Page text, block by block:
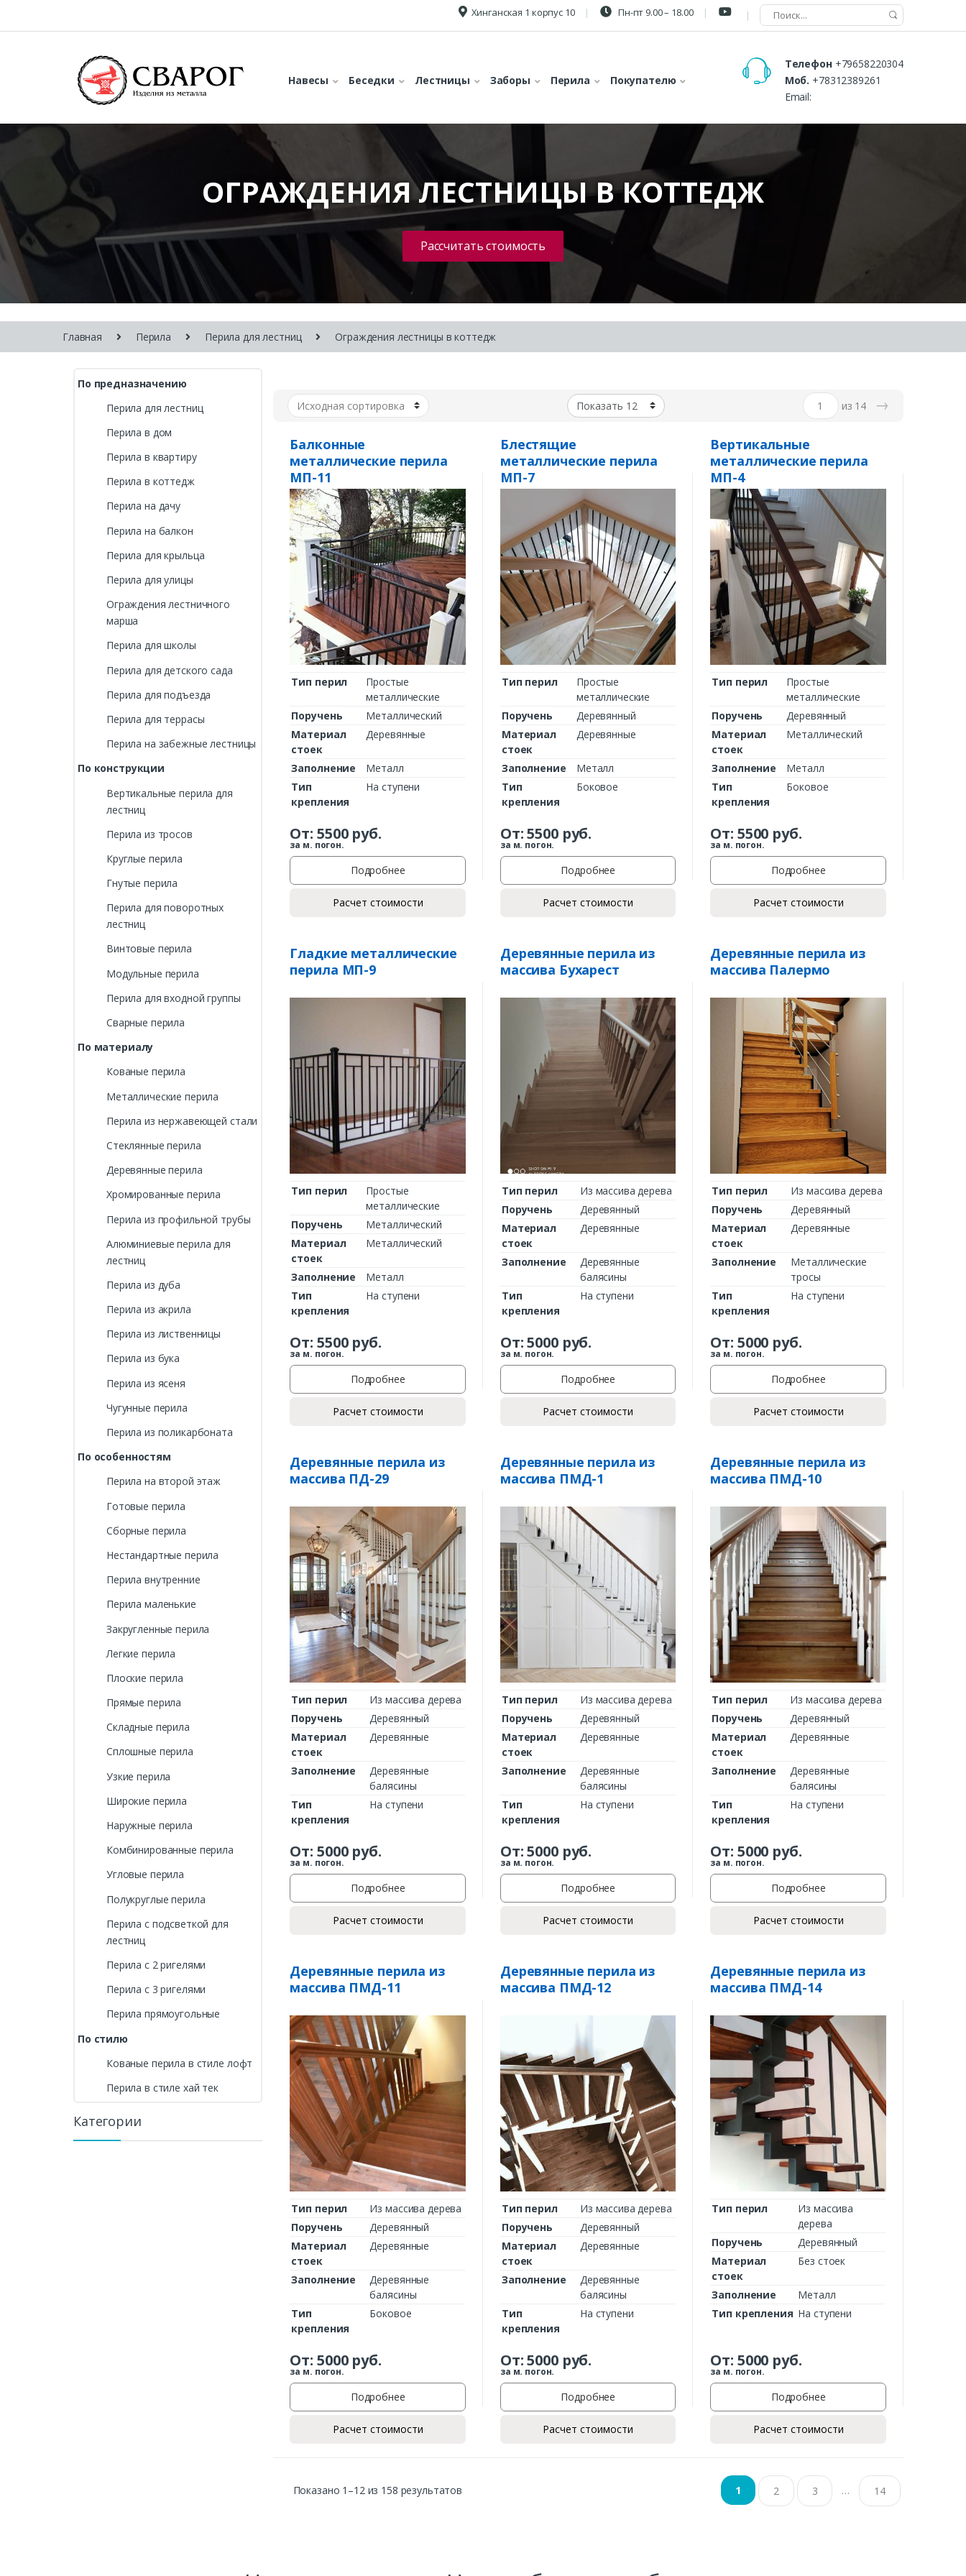
Заказать
Ваше имя*
Ваш телефон*
Комментарий к заказу
Хинганская 1 корпус 10 Пн-пт 9.00 – 18.00
Навесы Беседки Лестницы Заборы Перила Покупателю
Телефон +79658220304
Моб. +78312389261
Email:
ОГРАЖДЕНИЯ ЛЕСТНИЦЫ В КОТТЕДЖ
Рассчитать стоимость
Главная Перила Перила для лестниц Ограждения лестницы в коттедж
из 14 →
Балконные
металлические перила
МП-11
Тип перил
Простые
металлические
Поручень
Металлический
Материал
стоек
Деревянные
Заполнение
Металл
Тип
крепления
На ступени
От: 5500руб.
за м. погон.
Подробнее
Расчет стоимости
Блестящие
металлические перила
МП-7
Тип перил
Простые
металлические
Поручень
Деревянный
Материал
стоек
Деревянные
Заполнение
Металл
Тип
крепления
Боковое
От:5500руб.
за м. погон.
Подробнее
Расчет стоимости
Вертикальные
металлические перила
МП-4
Тип перил
Простые
металлические
Поручень
Деревянный
Материал
стоек
Металлический
Заполнение
Металл
Тип
крепления
Боковое
От: 5500 руб.
за м. погон.
Подробнее
Расчет стоимости
Гладкие металлические
перила МП-9
Тип перил
Простые
металлические
Поручень
Металлический
Материал
стоек
Металлический
Заполнение
Металл
Тип
крепления
На ступени
От: 5500руб.
за м. погон.
Подробнее
Расчет стоимости
Деревянные перила из
массива Бухарест
Тип перил
Из массива дерева
Поручень
Деревянный
Материал
стоек
Деревянные
Заполнение
Деревянные
балясины
Тип
крепления
На ступени
От:5000руб.
за м. погон.
Подробнее
Расчет стоимости
Деревянные перила из
массива Палермо
Тип перил
Из массива дерева
Поручень
Деревянный
Материал
стоек
Деревянные
Заполнение
Металлические
тросы
Тип
крепления
На ступени
От: 5000 руб.
за м. погон.
Подробнее
Расчет стоимости
Деревянные перила из
массива ПД-29
Тип перил
Из массива дерева
Поручень
Деревянный
Материал
стоек
Деревянные
Заполнение
Деревянные
балясины
Тип
крепления
На ступени
От: 5000руб.
за м. погон.
Подробнее
Расчет стоимости
Деревянные перила из
массива ПМД-1
Тип перил
Из массива дерева
Поручень
Деревянный
Материал
стоек
Деревянные
Заполнение
Деревянные
балясины
Тип
крепления
На ступени
От:5000руб.
за м. погон.
Подробнее
Расчет стоимости
Деревянные перила из
массива ПМД-10
Тип перил
Из массива дерева
Поручень
Деревянный
Материал
стоек
Деревянные
Заполнение
Деревянные
балясины
Тип
крепления
На ступени
От: 5000 руб.
за м. погон.
Подробнее
Расчет стоимости
Деревянные перила из
массива ПМД-11
Тип перил
Из массива дерева
Поручень
Деревянный
Материал
стоек
Деревянные
Заполнение
Деревянные
балясины
Тип
крепления
Боковое
От: 5000руб.
за м. погон.
Подробнее
Расчет стоимости
Деревянные перила из
массива ПМД-12
Тип перил
Из массива дерева
Поручень
Деревянный
Материал
стоек
Деревянные
Заполнение
Деревянные
балясины
Тип
крепления
На ступени
От:5000руб.
за м. погон.
Подробнее
Расчет стоимости
Деревянные перила из
массива ПМД-14
Тип перил
Из массива
дерева
Поручень
Деревянный
Материал
стоек
Без стоек
Заполнение
Металл
Тип крепления На ступени
От: 5000 руб.
за м. погон.
Подробнее
Расчет стоимости
Показано 1–12 из 158 результатов 1 2 3 … 14
По предназначению
Перила для лестниц
Перила в дом
Перила в квартиру
Перила в коттедж
Перила на дачу
Перила на балкон
Перила для крыльца
Перила для улицы
Ограждения лестничного
марша
Перила для школы
Перила для детского сада
Перила для подъезда
Перила для террасы
Перила на забежные лестницы
По конструкции
Вертикальные перила для
лестниц
Перила из тросов
Круглые перила
Гнутые перила
Перила для поворотных
лестниц
Винтовые перила
Модульные перила
Перила для входной группы
Сварные перила
По материалу
Кованые перила
Металлические перила
Перила из нержавеющей стали
Стеклянные перила
Деревянные перила
Хромированные перила
Перила из профильной трубы
Алюминиевые перила для
лестниц
Перила из дуба
Перила из акрила
Перила из лиственницы
Перила из бука
Перила из ясеня
Чугунные перила
Перила из поликарбоната
По особенностям
Перила на второй этаж
Готовые перила
Сборные перила
Нестандартные перила
Перила внутренние
Перила маленькие
Закругленные перила
Легкие перила
Плоские перила
Прямые перила
Складные перила
Сплошные перила
Узкие перила
Широкие перила
Наружные перила
Комбинированные перила
Угловые перила
Полукруглые перила
Перила с подсветкой для
лестниц
Перила с 2 ригелями
Перила с 3 ригелями
Перила прямоугольные
По стилю
Кованые перила в стиле лофт
Перила в стиле хай тек
Категории